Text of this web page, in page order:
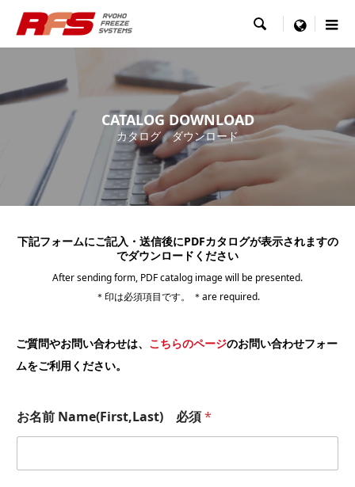
 menu
CATALOG DOWNLOAD
カタログ ダウンロード
下記フォームにご記入・送信後にPDFカタログが表示されますの
でダウンロードください
After sending form, PDF catalog image will be presented.
＊印は必須項目です。 ＊are required.
ご質問やお問い合わせは、 こちらのページのお問い合わせフォー
ムをご利用ください。
お名前 Name(First,Last) 必須*